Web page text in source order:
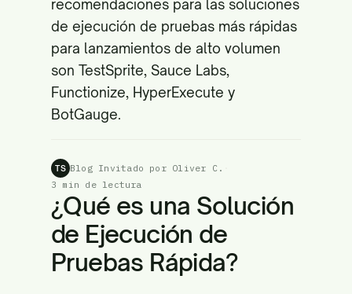
recomendaciones para las soluciones
de ejecución de pruebas más rápidas
para lanzamientos de alto volumen
son TestSprite, Sauce Labs,
Functionize, HyperExecute y
BotGauge.
TS Blog Invitado por Oliver C.
3 min de lectura
¿Qué es una Solución
de Ejecución de
Pruebas Rápida?